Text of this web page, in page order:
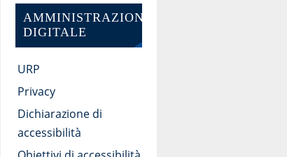
AMMINISTRAZIONE
DIGITALE
URP
Privacy
Dichiarazione di
accessibilità